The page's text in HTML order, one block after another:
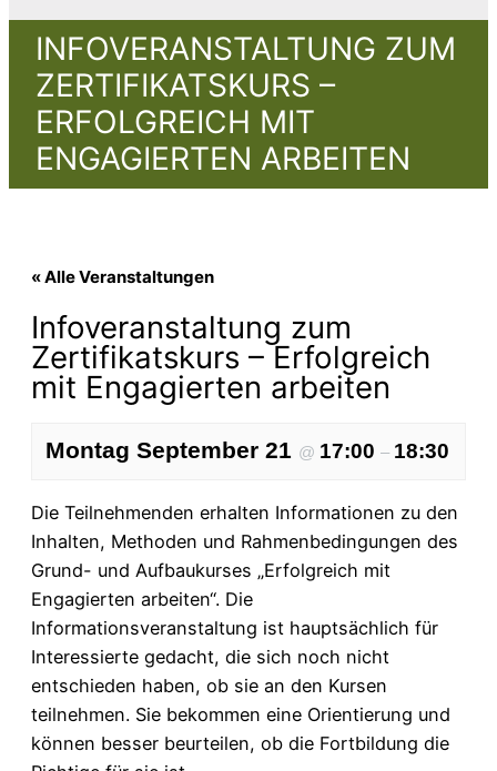
INFOVERANSTALTUNG ZUM
ZERTIFIKATSKURS –
ERFOLGREICH MIT
ENGAGIERTEN ARBEITEN
« Alle Veranstaltungen
Infoveranstaltung zum
Zertifikatskurs – Erfolgreich
mit Engagierten arbeiten
Montag September 21 @ 17:00 – 18:30
Die Teilnehmenden erhalten Informationen zu den
Inhalten, Methoden und Rahmenbedingungen des
Grund- und Aufbaukurses „Erfolgreich mit
Engagierten arbeiten“. Die
Informationsveranstaltung ist hauptsächlich für
Interessierte gedacht, die sich noch nicht
entschieden haben, ob sie an den Kursen
teilnehmen. Sie bekommen eine Orientierung und
können besser beurteilen, ob die Fortbildung die